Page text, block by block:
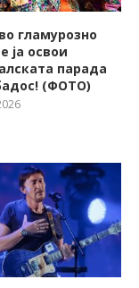
гламурозно
ја освои
парада
(ФОТО)